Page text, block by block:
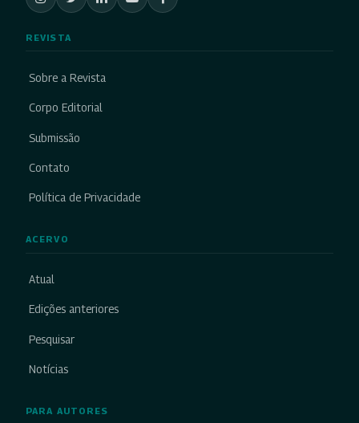
REVISTA
Sobre a Revista
Corpo Editorial
Submissão
Contato
Política de Privacidade
ACERVO
Atual
Edições anteriores
Pesquisar
Notícias
PARA AUTORES